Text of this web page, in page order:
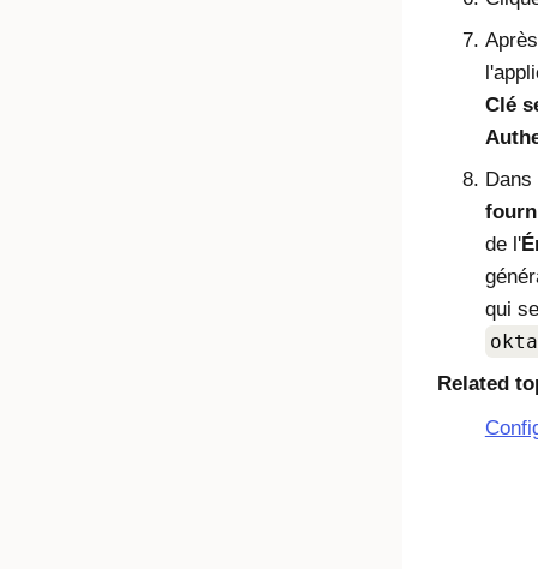
Clé
de l'
qui
Related